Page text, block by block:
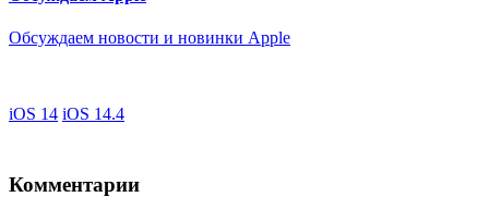
Обсуждаем новости и новинки Apple
iOS 14 iOS 14.4
Комментарии